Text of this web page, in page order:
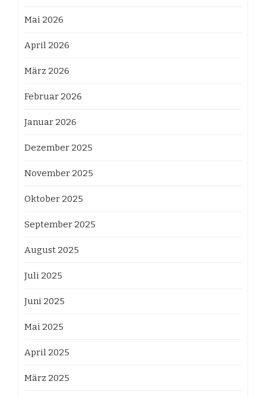
Mai 2026
April 2026
März 2026
Februar 2026
Januar 2026
Dezember 2025
November 2025
Oktober 2025
September 2025
August 2025
Juli 2025
Juni 2025
Mai 2025
April 2025
März 2025